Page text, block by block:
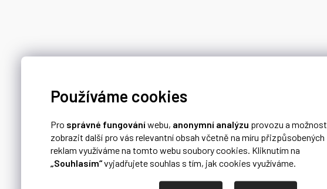
Používáme cookies
Pro správné fungováníwebu, anonymní analýzu provozu a možnost
zobrazit další pro vás relevantní obsah včetně na míru přizpůsobených
reklam využíváme na tomto webu soubory cookies. Kliknutím na
„Souhlasím“vyjadřujete souhlas s tím, jak cookies využíváme.